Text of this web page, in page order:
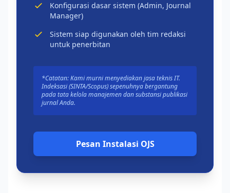
Konfigurasi dasar sistem (Admin, Journal
Manager)
Sistem siap digunakan oleh tim redaksi
untuk penerbitan
*Catatan: Kami murni menyediakan jasa teknis IT.
Indeksasi (SINTA/Scopus) sepenuhnya bergantung
pada tata kelola manajemen dan substansi publikasi
jurnal Anda.
Pesan Instalasi OJS